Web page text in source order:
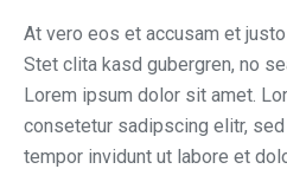
At vero eos et accusam et
Stet clita kasd gubergren, no
Lorem ipsum dolor sit amet.
consetetur sadipscing elitr,
tempor invidunt ut labore et